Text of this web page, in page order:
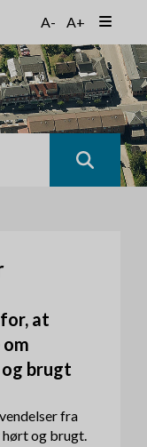
A- A+
at
brugt
fra
hørt og brugt.